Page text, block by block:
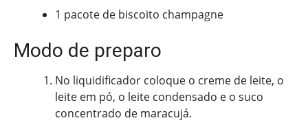
1 pacote de biscoito champagne
Modo de preparo
No liquidificador coloque o creme de leite, o
leite em pó, o leite condensado e o suco
concentrado de maracujá.